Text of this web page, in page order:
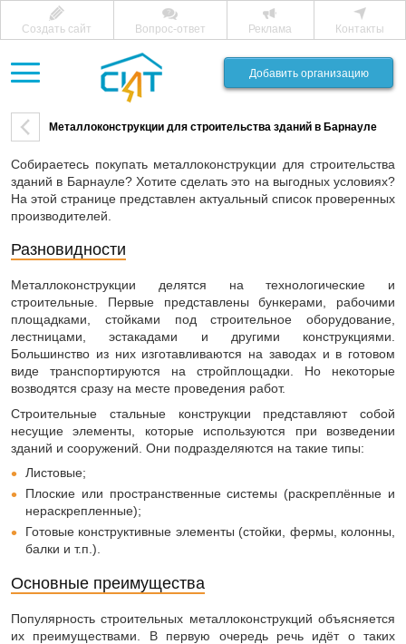
Создать сайт Вопрос-ответ Реклама Контакты
Добавить организацию
Металлоконструкции для строительства зданий в Барнауле
Собираетесь покупать металлоконструкции для строительства
зданий в Барнауле? Хотите сделать это на выгодных условиях?
На этой странице представлен актуальный список проверенных
производителей.
Разновидности
Металлоконструкции делятся на технологические и
строительные. Первые представлены бункерами, рабочими
площадками, стойками под строительное оборудование,
лестницами, эстакадами и другими конструкциями.
Большинство из них изготавливаются на заводах и в готовом
виде транспортируются на стройплощадки. Но некоторые
возводятся сразу на месте проведения работ.
Строительные стальные конструкции представляют собой
несущие элементы, которые используются при возведении
зданий и сооружений. Они подразделяются на такие типы:
Листовые;
Плоские или пространственные системы (раскреплённые и
нераскрепленные);
Готовые конструктивные элементы (стойки, фермы, колонны,
балки и т.п.).
Основные преимущества
Популярность строительных металлоконструкций объясняется
их преимуществами. В первую очередь речь идёт о таких